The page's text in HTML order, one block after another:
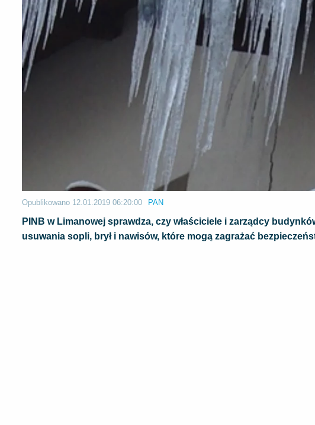
Opublikowano 12.01.2019 06:20:00 PAN
PINB w Limanowej sprawdza, czy właściciele i zarządcy
usuwania sopli, brył i nawisów, które mogą zagrażać